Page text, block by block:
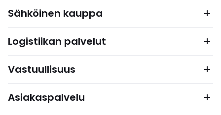
Sähköinen kauppa
Logistiikan palvelut
Vastuullisuus
Asiakaspalvelu